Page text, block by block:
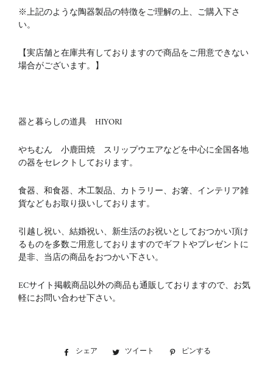
※上記のような陶器製品の特徴をご理解の上、ご購入下さ
い。
【実店舗と在庫共有しておりますので商品をご用意できない
場合がございます。】
器と暮らしの道具 HIYORI
やちむん 小鹿田焼 スリップウエアなどを中心に全国各地
の器をセレクトしております。
食器、和食器、木工製品、カトラリー、お箸、インテリア雑
貨などもお取り扱いしております。
引越し祝い、結婚祝い、新生活のお祝いとしておつかい頂け
るものを多数ご用意しておりますのでギフトやプレゼントに
是非、当店の商品をおつかい下さい。
ECサイト掲載商品以外の商品も通販しておりますので、お気
軽にお問い合わせ下さい。
シェア
Facebookツイート
Twitter ピンする